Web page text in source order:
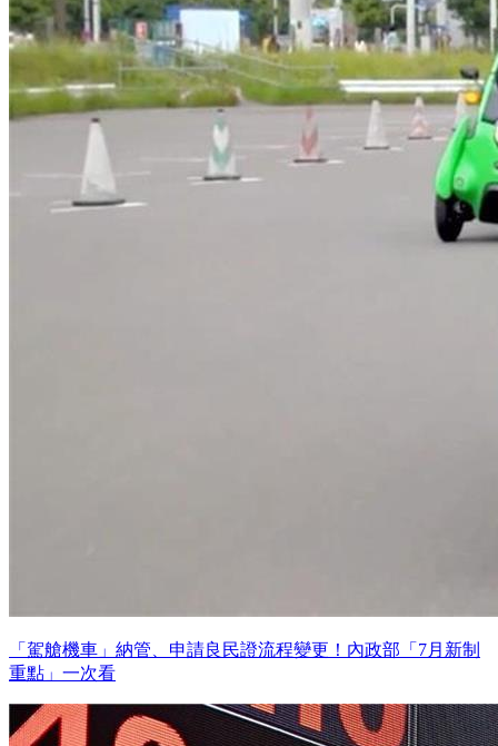
「駕艙機車」納管、申請良民證流程變更！內政部「7月新制
重點」一次看